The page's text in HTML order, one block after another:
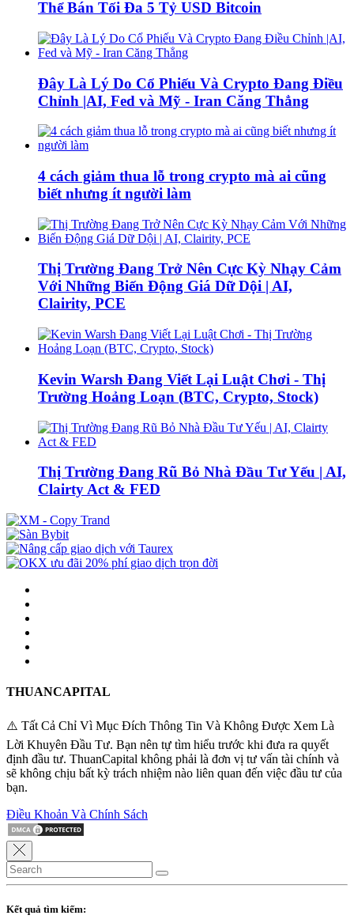
Thể Bán Tối Đa 5 Tỷ USD Bitcoin
Đây Là Lý Do Cổ Phiếu Và Crypto Đang Điều
Chỉnh |AI, Fed và Mỹ - Iran Căng Thẳng
4 cách giảm thua lỗ trong crypto mà ai cũng
biết nhưng ít người làm
Thị Trường Đang Trở Nên Cực Kỳ Nhạy Cảm
Với Những Biến Động Giá Dữ Dội | AI,
Clairity, PCE
Kevin Warsh Đang Viết Lại Luật Chơi - Thị
Trường Hoảng Loạn (BTC, Crypto, Stock)
Thị Trường Đang Rũ Bỏ Nhà Đầu Tư Yếu | AI,
Clairty Act & FED
THUANCAPITAL
⚠️ Tất Cả Chỉ Vì Mục Đích Thông Tin Và Không Được Xem Là
Lời Khuyên Đầu Tư. Bạn nên tự tìm hiểu trước khi đưa ra quyết
định đầu tư. ThuanCapital không phải là đơn vị tư vấn tài chính và
sẽ không chịu bất kỳ trách nhiệm nào liên quan đến việc đầu tư của
bạn.
Điều Khoản Và Chính Sách
Kết quả tìm kiếm: